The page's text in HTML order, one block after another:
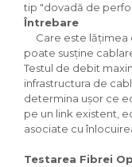
tip "dovadă de
Întrebare
Care este lățimea
poate susține
Testul de debit
infrastructura de
determina ușor ce
pe un link existent,
asociate cu
Testarea Fibrei